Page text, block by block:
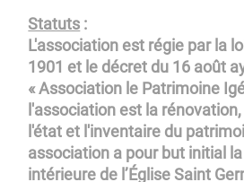
Statuts :
L'association est régie par la
1901 et le décret du 16 août
« Association le Patrimoine
l'association est la
l'état et l'inventaire du
association a pour but initial
intérieure de l’Église Saint